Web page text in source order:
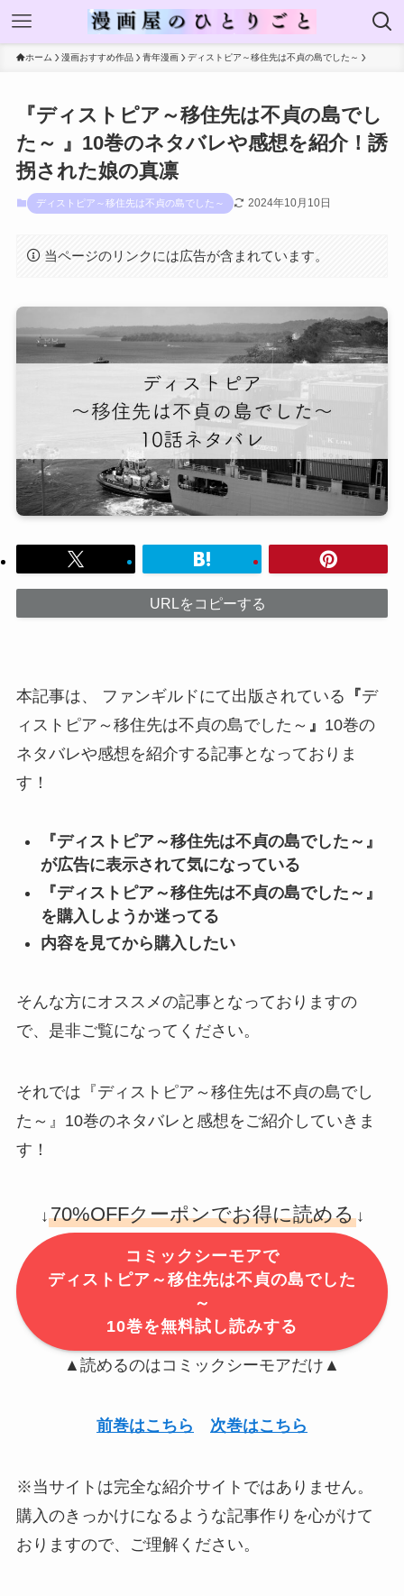
ホーム 漫画おすすめ作品 青年漫画 ディストピア～移住先は不貞の島でした～
『ディストピア～移住先は不貞の島でし
た～ 』10巻のネタバレや感想を紹介！誘
拐された娘の真凛
ディストピア～移住先は不貞の島でした～ 2024年10月10日
当ページのリンクには広告が含まれています。
URLをコピーする
本記事は、 ファンギルドにて出版されている 『デ
ィストピア～移住先は不貞の島でした～ 』 10巻の
ネタバレや感想を紹介する記事となっておりま
す！
『ディストピア～移住先は不貞の島でした～』
が広告に表示されて気になっている
『ディストピア～移住先は不貞の島でした～』
を購入しようか迷ってる
内容を見てから購入したい
そんな方にオススメの記事となっておりますの
で、是非ご覧になってください。
それでは『ディストピア～移住先は不貞の島でし
た～』10巻のネタバレと感想をご紹介していきま
す！
↓70%OFFクーポンでお得に読める↓
コミックシーモアで
ディストピア～移住先は不貞の島でした
～
10巻を無料試し読みする
▲読めるのはコミックシーモアだけ▲
前巻はこちら 次巻はこちら
※当サイトは完全な紹介サイトではありません。
購入のきっかけになるような記事作りを心がけて
おりますので、ご理解ください。